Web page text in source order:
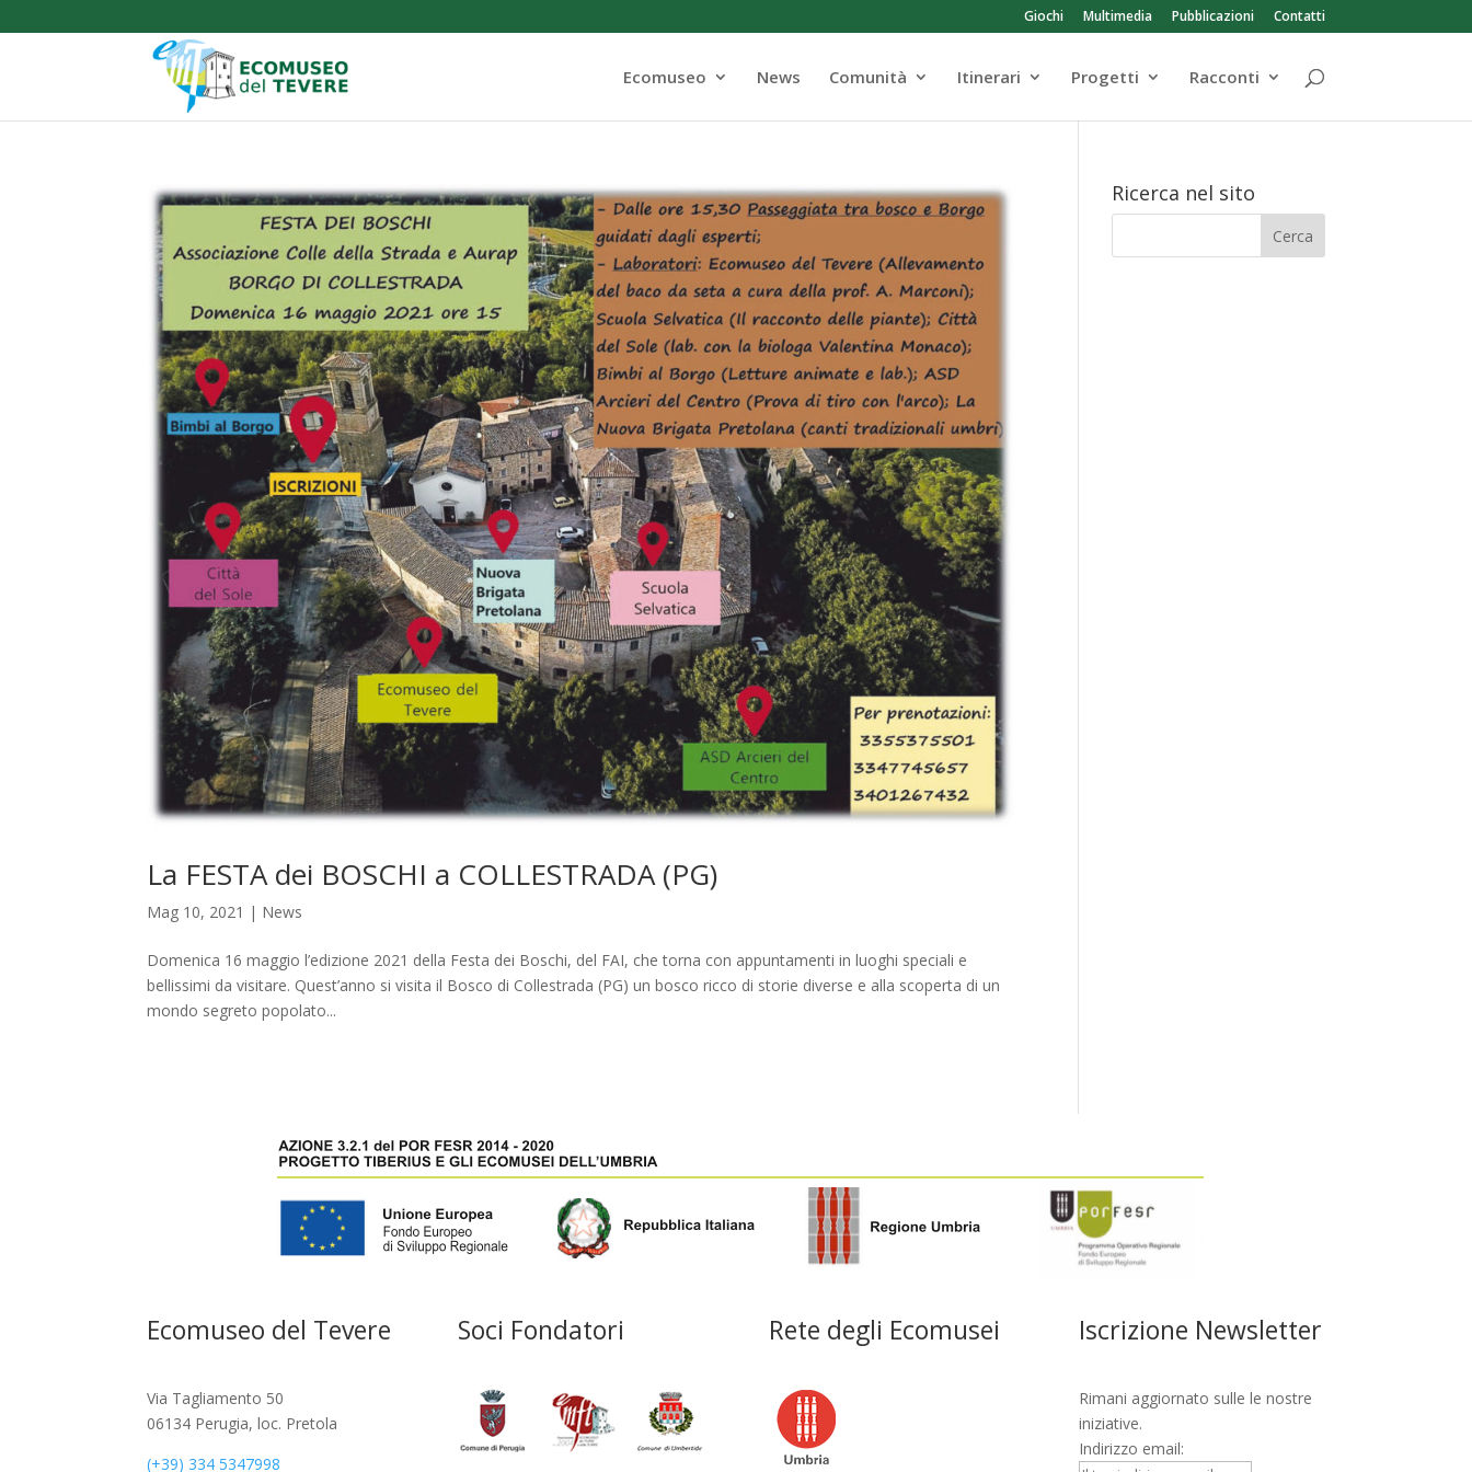
Giochi Multimedia Pubblicazioni Contatti
Ecomuseo News Comunità Itinerari Progetti Racconti
La FESTA dei BOSCHI a COLLESTRADA (PG)
Mag 10, 2021 | News
Domenica 16 maggio l’edizione 2021 della Festa dei Boschi, del FAI, che torna con appuntamenti in luoghi speciali e
bellissimi da visitare. Quest’anno si visita il Bosco di Collestrada (PG) un bosco ricco di storie diverse e alla scoperta di un
mondo segreto popolato...
Ricerca nel sito
Ecomuseo del Tevere
Via Tagliamento 50
06134 Perugia, loc. Pretola
(+39) 334 5347998
Soci Fondatori Rete degli Ecomusei Iscrizione Newsletter
Rimani aggiornato sulle le nostre
iniziative.
Indirizzo email: